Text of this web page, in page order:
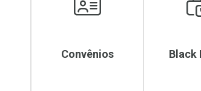
Convênios Black